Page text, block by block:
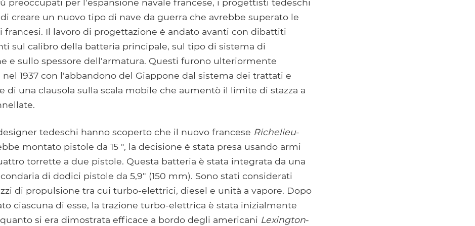
preoccupati per l'espansione navale francese, i progettisti tedeschi
creare un nuovo tipo di nave da guerra che avrebbe superato le
francesi. Il lavoro di progettazione è andato avanti con dibattiti
sul calibro della batteria principale, sul tipo di sistema di
e sullo spessore dell'armatura. Questi furono ulteriormente
1937 con l'abbandono del Giappone dal sistema dei trattati e
di una clausola sulla scala mobile che aumentò il limite di stazza a
tedeschi hanno scoperto che il nuovo francese Richelieu-
montato pistole da 15 ", la decisione è stata presa usando armi
torrette a due pistole. Questa batteria è stata integrata da una
di dodici pistole da 5,9" (150 mm). Sono stati considerati
di propulsione tra cui turbo-elettrici, diesel e unità a vapore. Dopo
ciascuna di esse, la trazione turbo-elettrica è stata inizialmente
si era dimostrata efficace a bordo degli americani Lexington-